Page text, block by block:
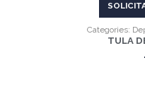
Categories:
TULA